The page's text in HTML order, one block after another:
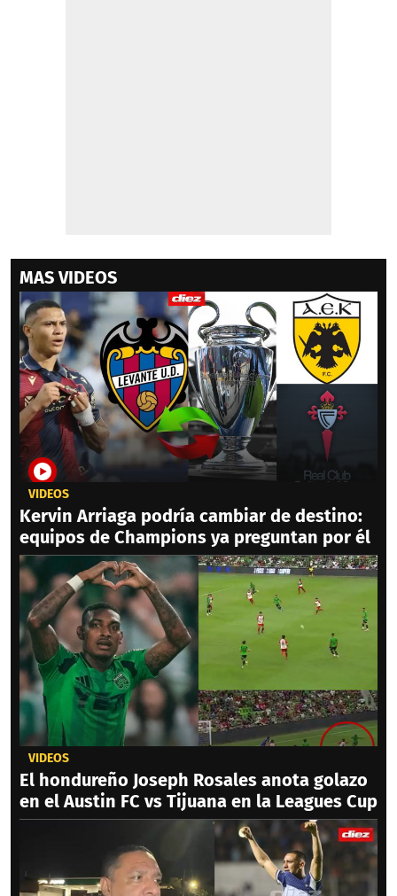
MAS VIDEOS
VIDEOS
Kervin Arriaga podría cambiar de destino:
equipos de Champions ya preguntan por él
VIDEOS
El hondureño Joseph Rosales anota golazo
en el Austin FC vs Tijuana en la Leagues Cup